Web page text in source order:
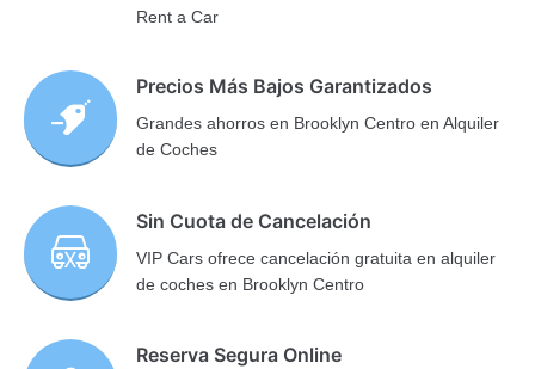
Rent a Car
Precios Más Bajos Garantizados
Grandes ahorros en Brooklyn Centro en Alquiler
de Coches
Sin Cuota de Cancelación
VIP Cars ofrece cancelación gratuita en alquiler
de coches en Brooklyn Centro
Reserva Segura Online